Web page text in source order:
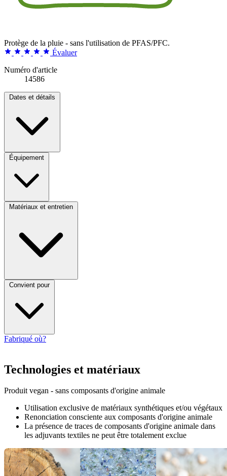
Protège de la pluie - sans l'utilisation de PFAS/PFC.
Évaluer
Numéro d'article
14586
Dates et détails
Équipement
Matériaux et entretien
Convient pour
Fabriqué où?
Technologies et matériaux
Produit vegan - sans composants d'origine animale
Utilisation exclusive de matériaux synthétiques et/ou végétaux
Renonciation consciente aux composants d'origine animale
La présence de traces de composants d'origine animale dans
les adjuvants textiles ne peut être totalement exclue